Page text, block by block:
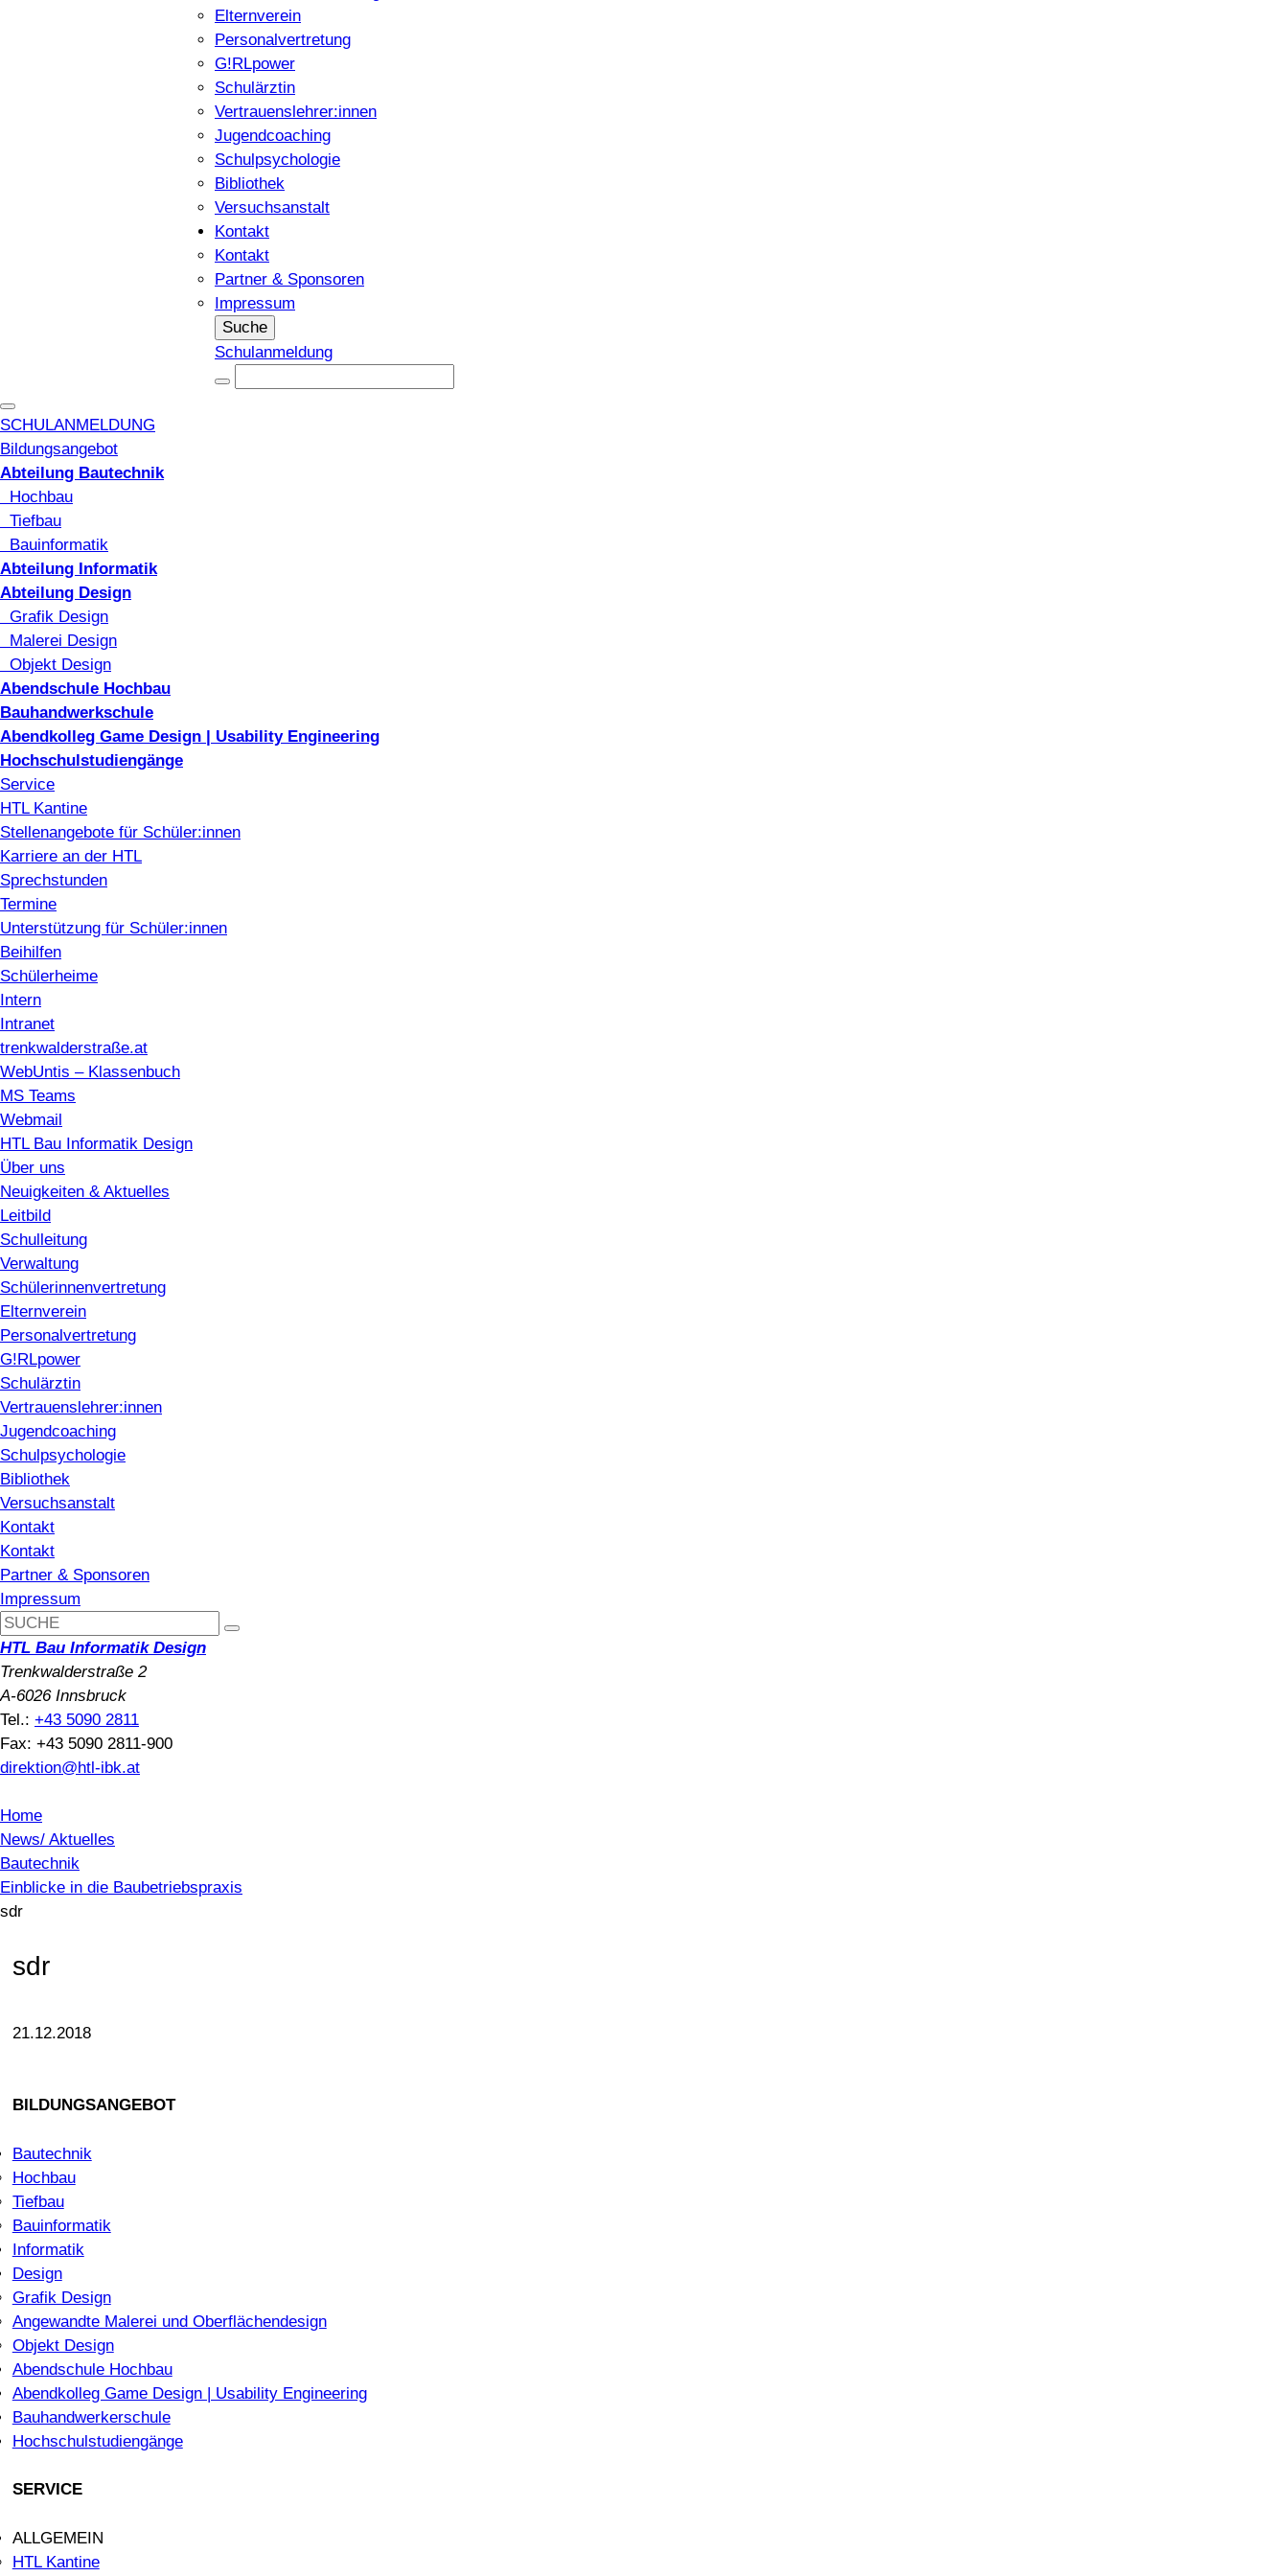
Elternverein
Personalvertretung
G!RLpower
Schulärztin
Vertrauenslehrer:innen
Jugendcoaching
Schulpsychologie
Bibliothek
Versuchsanstalt
Kontakt
Kontakt
Partner & Sponsoren
Impressum
Suche
Schulanmeldung
SCHULANMELDUNG
Bildungsangebot
Abteilung Bautechnik
Hochbau
Tiefbau
Bauinformatik
Abteilung Informatik
Abteilung Design
Grafik Design
Malerei Design
Objekt Design
Abendschule Hochbau
Bauhandwerkschule
Abendkolleg Game Design | Usability Engineering
Hochschulstudiengänge
Service
HTL Kantine
Stellenangebote für Schüler:innen
Karriere an der HTL
Sprechstunden
Termine
Unterstützung für Schüler:innen
Beihilfen
Schülerheime
Intern
Intranet
trenkwalderstraße.at
WebUntis – Klassenbuch
MS Teams
Webmail
HTL Bau Informatik Design
Über uns
Neuigkeiten & Aktuelles
Leitbild
Schulleitung
Verwaltung
Schülerinnenvertretung
Elternverein
Personalvertretung
G!RLpower
Schulärztin
Vertrauenslehrer:innen
Jugendcoaching
Schulpsychologie
Bibliothek
Versuchsanstalt
Kontakt
Kontakt
Partner & Sponsoren
Impressum
HTL Bau Informatik Design
Trenkwalderstraße 2
A-6026 Innsbruck
Tel.: +43 5090 2811
Fax: +43 5090 2811-900
direktion@htl-ibk.at
Home
News/ Aktuelles
Bautechnik
Einblicke in die Baubetriebspraxis
sdr
sdr
21.12.2018
BILDUNGSANGEBOT
Bautechnik
Hochbau
Tiefbau
Bauinformatik
Informatik
Design
Grafik Design
Angewandte Malerei und Oberflächendesign
Objekt Design
Abendschule Hochbau
Abendkolleg Game Design | Usability Engineering
Bauhandwerkerschule
Hochschulstudiengänge
SERVICE
ALLGEMEIN
HTL Kantine